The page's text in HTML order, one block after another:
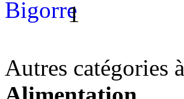
1
Autres catégories à